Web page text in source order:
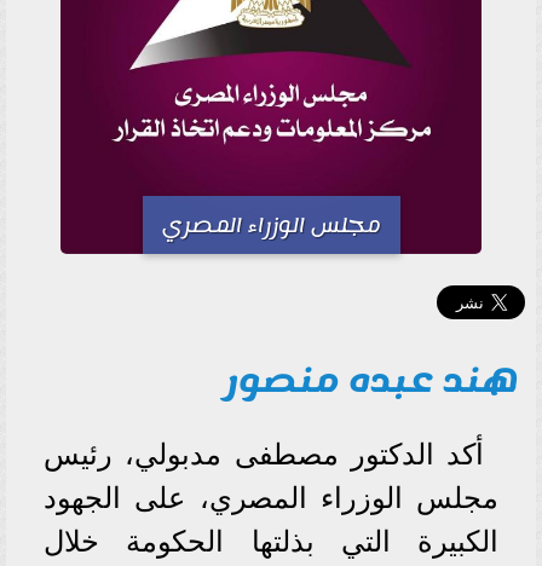
مجلس الوزراء المصري
هند عبده منصور
أكد الدكتور مصطفى مدبولي، رئيس
مجلس الوزراء المصري، على الجهود
الكبيرة التي بذلتها الحكومة خلال